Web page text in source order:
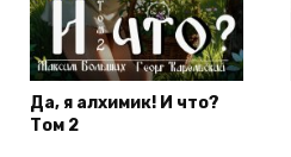
Да, я алхимик! И что?
Том 2